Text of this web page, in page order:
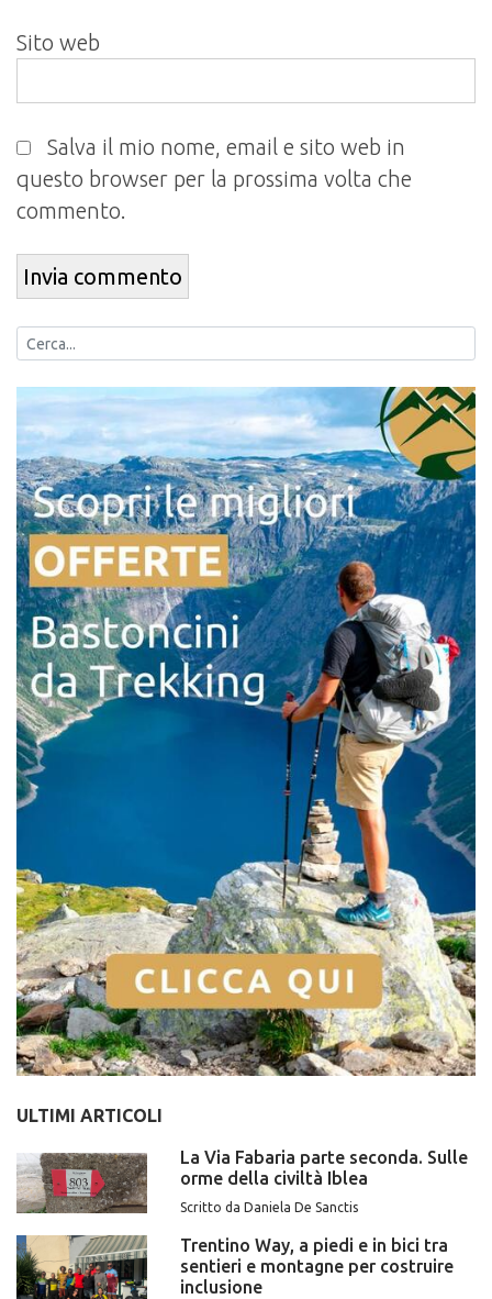
Sito web
Salva il mio nome, email e sito web in
questo browser per la prossima volta che
commento.
ULTIMI ARTICOLI
La Via Fabaria parte seconda. Sulle
orme della civiltà Iblea
Scritto da Daniela De Sanctis
Trentino Way, a piedi e in bici tra
sentieri e montagne per costruire
inclusione